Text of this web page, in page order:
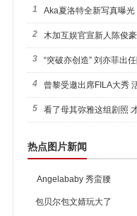
1 Aka夏洛特全新写真曝光
2 木加互娱官宣新人陈俊豪
3 “突破亦创造” 刘亦菲出
引爆
4 曾黎受邀出席FILA大秀
5 看了母其弥雅这组剧照
热点图片新闻
Angelababy 秀蛮腰
包贝尔包文婧玩大了